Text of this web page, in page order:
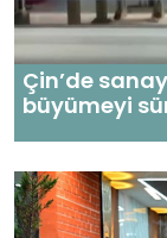
Çin’de
büyümeyi